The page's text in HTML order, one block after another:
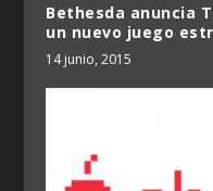
Bethesda anuncia
un nuevo juego
14 junio, 2015